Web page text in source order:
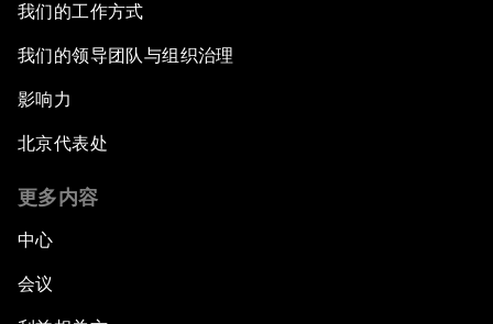
我们的工作方式
我们的领导团队与组织治理
影响力
北京代表处
更多内容
中心
会议